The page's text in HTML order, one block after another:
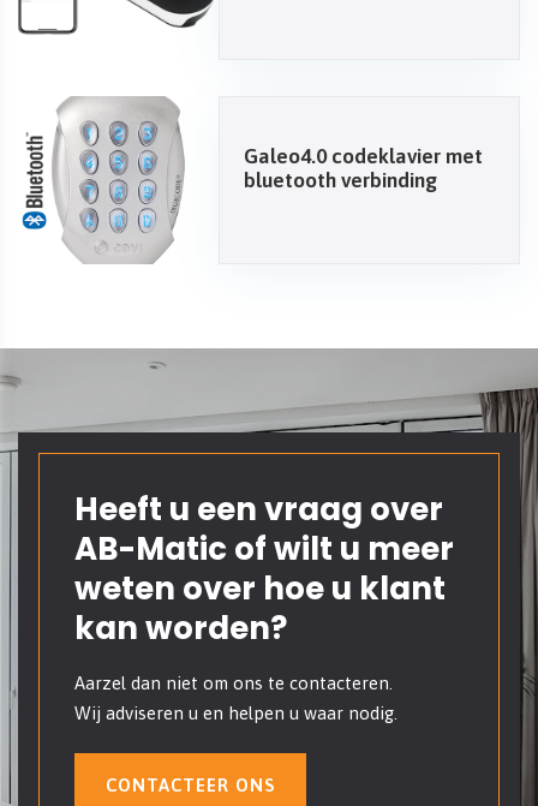
Galeo4.0 codeklavier met
bluetooth verbinding
Heeft u een vraag over
AB-Matic of wilt u meer
weten over hoe u klant
kan worden?
Aarzel dan niet om ons te contacteren.
Wij adviseren u en helpen u waar nodig.
CONTACTEER ONS